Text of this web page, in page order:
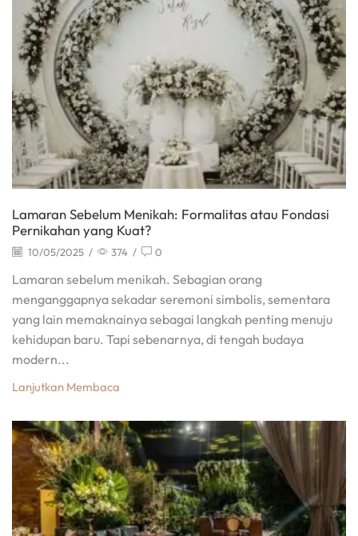
Lamaran Sebelum Menikah: Formalitas atau Fondasi
Pernikahan yang Kuat?
10/05/2025 / 374 / 0
Lamaran sebelum menikah. Sebagian orang
menganggapnya sekadar seremoni simbolis, sementara
yang lain memaknainya sebagai langkah penting menuju
kehidupan baru. Tapi sebenarnya, di tengah budaya
modern...
Lanjutkan Membaca